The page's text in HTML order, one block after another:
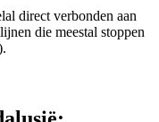
direct verbonden aan
die meestal stoppen